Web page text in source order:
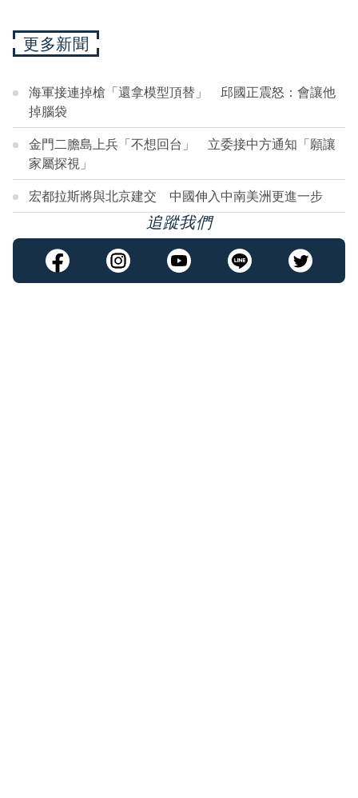
更多新聞
海軍接連掉槍「還拿模型頂替」 邱國正震怒：會讓他
掉腦袋
金門二膽島上兵「不想回台」 立委接中方通知「願讓
家屬探視」
宏都拉斯將與北京建交 中國伸入中南美洲更進一步
追蹤我們